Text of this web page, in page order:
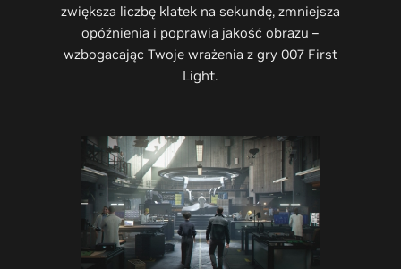
zwiększa liczbę klatek na sekundę, zmniejsza
opóźnienia i poprawia jakość obrazu –
wzbogacając Twoje wrażenia z gry 007 First
Light.